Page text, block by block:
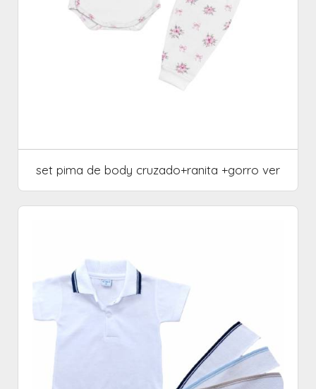
set pima de body cruzado+ranita +gorro ver